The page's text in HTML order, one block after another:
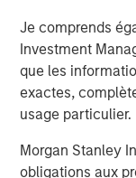
Je comprends
Investment
que les
exactes,
usage particulier.
Morgan Stanley
obligations aux
Mr. Rosen
move Fusion into
and establishes a
aggressive value
the significantly